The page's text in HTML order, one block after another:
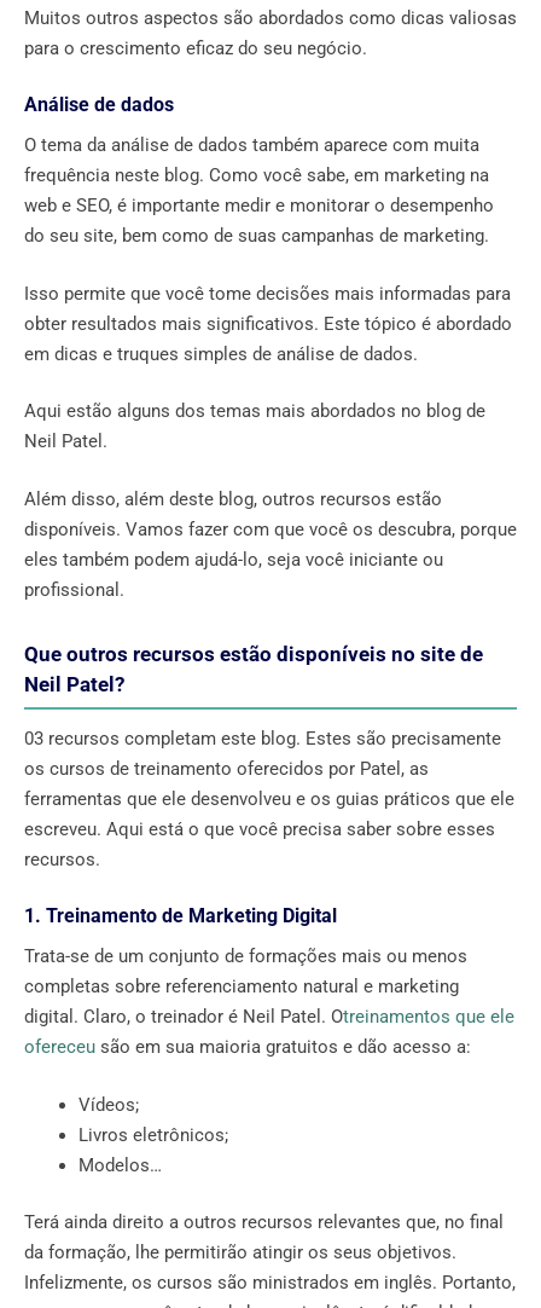
Muitos outros aspectos são abordados como dicas valiosas
para o crescimento eficaz do seu negócio.
Análise de dados
O tema da análise de dados também aparece com muita
frequência neste blog. Como você sabe, em marketing na
web e SEO, é importante medir e monitorar o desempenho
do seu site, bem como de suas campanhas de marketing.
Isso permite que você tome decisões mais informadas para
obter resultados mais significativos. Este tópico é abordado
em dicas e truques simples de análise de dados.
Aqui estão alguns dos temas mais abordados no blog de
Neil Patel.
Além disso, além deste blog, outros recursos estão
disponíveis. Vamos fazer com que você os descubra, porque
eles também podem ajudá-lo, seja você iniciante ou
profissional.
Que outros recursos estão disponíveis no site de
Neil Patel?
03 recursos completam este blog. Estes são precisamente
os cursos de treinamento oferecidos por Patel, as
ferramentas que ele desenvolveu e os guias práticos que ele
escreveu. Aqui está o que você precisa saber sobre esses
recursos.
1. Treinamento de Marketing Digital
Trata-se de um conjunto de formações mais ou menos
completas sobre referenciamento natural e marketing
digital. Claro, o treinador é Neil Patel. Otreinamentos que ele
ofereceu são em sua maioria gratuitos e dão acesso a:
Vídeos;
Livros eletrônicos;
Modelos…
Terá ainda direito a outros recursos relevantes que, no final
da formação, lhe permitirão atingir os seus objetivos.
Infelizmente, os cursos são ministrados em inglês. Portanto,